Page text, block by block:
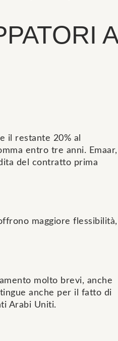
A
il restante 20% al
entro tre anni. Emaar,
del contratto prima
maggiore flessibilità,
molto brevi, anche
anche per il fatto di
Arabi Uniti.